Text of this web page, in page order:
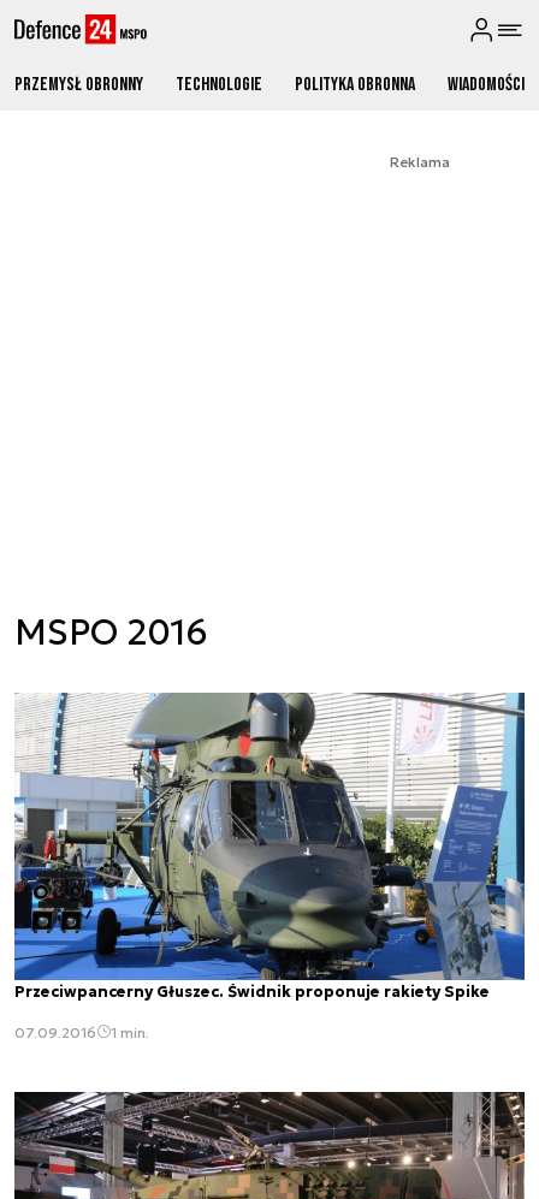
Przemysł obronny Technologie Polityka obronna Wiadomości
Reklama
MSPO 2016
Przeciwpancerny Głuszec. Świdnik proponuje rakiety Spike
07.09.2016 1 min.